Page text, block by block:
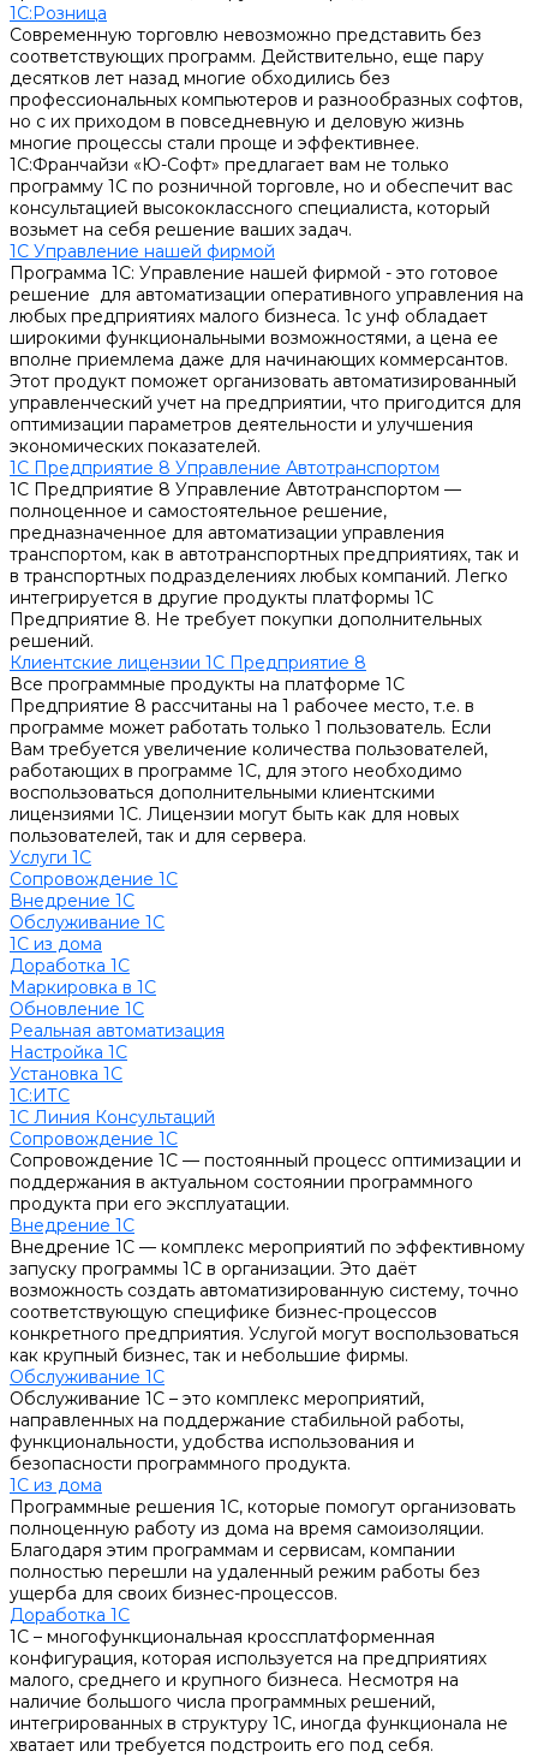
1С:Розница
Современную торговлю невозможно представить без
соответствующих программ. Действительно, еще пару
десятков лет назад многие обходились без
профессиональных компьютеров и разнообразных софтов,
но с их приходом в повседневную и деловую жизнь
многие процессы стали проще и эффективнее.
1С:Франчайзи «Ю-Софт» предлагает вам не только
программу 1С по розничной торговле, но и обеспечит вас
консультацией высококлассного специалиста, который
возьмет на себя решение ваших задач.
1С Управление нашей фирмой
Программа 1С: Управление нашей фирмой - это готовое
решение для автоматизации оперативного управления на
любых предприятиях малого бизнеса. 1с унф обладает
широкими функциональными возможностями, а цена ее
вполне приемлема даже для начинающих коммерсантов.
Этот продукт поможет организовать автоматизированный
управленческий учет на предприятии, что пригодится для
оптимизации параметров деятельности и улучшения
экономических показателей.
1С Предприятие 8 Управление Автотранспортом
1С Предприятие 8 Управление Автотранспортом —
полноценное и самостоятельное решение,
предназначенное для автоматизации управления
транспортом, как в автотранспортных предприятиях, так и
в транспортных подразделениях любых компаний. Легко
интегрируется в другие продукты платформы 1С
Предприятие 8. Не требует покупки дополнительных
решений.
Клиентские лицензии 1С Предприятие 8
Все программные продукты на платформе 1С
Предприятие 8 рассчитаны на 1 рабочее место, т.е. в
программе может работать только 1 пользователь. Если
Вам требуется увеличение количества пользователей,
работающих в программе 1С, для этого необходимо
воспользоваться дополнительными клиентскими
лицензиями 1С. Лицензии могут быть как для новых
пользователей, так и для сервера.
Услуги 1С
Сопровождение 1С
Внедрение 1С
Обслуживание 1С
1С из дома
Доработка 1С
Маркировка в 1С
Обновление 1С
Реальная автоматизация
Настройка 1С
Установка 1С
1С:ИТС
1С Линия Консультаций
Сопровождение 1С
Сопровождение 1С — постоянный процесс оптимизации и
поддержания в актуальном состоянии программного
продукта при его эксплуатации.
Внедрение 1С
Внедрение 1С — комплекс мероприятий по эффективному
запуску программы 1С в организации. Это даёт
возможность создать автоматизированную систему, точно
соответствующую специфике бизнес-процессов
конкретного предприятия. Услугой могут воспользоваться
как крупный бизнес, так и небольшие фирмы.
Обслуживание 1С
Обслуживание 1С – это комплекс мероприятий,
направленных на поддержание стабильной работы,
функциональности, удобства использования и
безопасности программного продукта.
1С из дома
Программные решения 1С, которые помогут организовать
полноценную работу из дома на время самоизоляции.
Благодаря этим программам и сервисам, компании
полностью перешли на удаленный режим работы без
ущерба для своих бизнес-процессов.
Доработка 1С
1С – многофункциональная кроссплатформенная
конфигурация, которая используется на предприятиях
малого, среднего и крупного бизнеса. Несмотря на
наличие большого числа программных решений,
интегрированных в структуру 1С, иногда функционала не
хватает или требуется подстроить его под себя.